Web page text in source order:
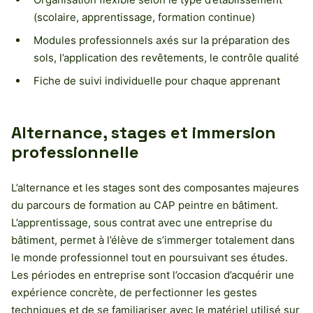
(scolaire, apprentissage, formation continue)
Modules professionnels axés sur la préparation des
sols, l’application des revêtements, le contrôle qualité
Fiche de suivi individuelle pour chaque apprenant
Alternance, stages et immersion
professionnelle
L’alternance et les stages sont des composantes majeures
du parcours de formation au CAP peintre en bâtiment.
L’apprentissage, sous contrat avec une entreprise du
bâtiment, permet à l’élève de s’immerger totalement dans
le monde professionnel tout en poursuivant ses études.
Les périodes en entreprise sont l’occasion d’acquérir une
expérience concrète, de perfectionner les gestes
techniques et de se familiariser avec le matériel utilisé sur